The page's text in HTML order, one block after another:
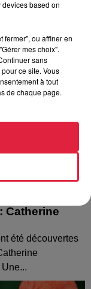
Catherine
été découvertes
based on
fermer", ou affiner en
mes choix".
sans
ce site. Vous
à tout
de chaque page.